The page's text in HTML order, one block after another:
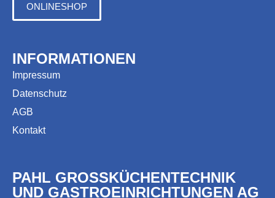
ONLINESHOP
INFORMATIONEN
Impressum
Datenschutz
AGB
Kontakt
PAHL GROSSKÜCHENTECHNIK
UND GASTROEINRICHTUNGEN AG